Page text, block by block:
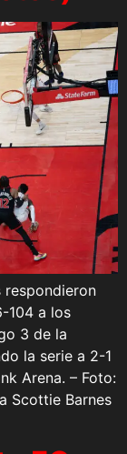
respondieron
104 a los
3 de la
la serie a 2-1
Arena. – Foto:
Scottie Barnes